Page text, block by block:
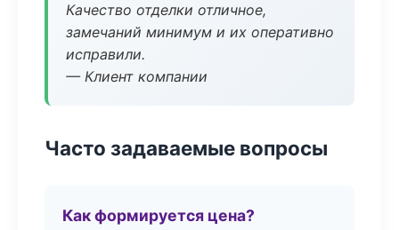
Качество отделки отличное,
замечаний минимум и их оперативно
исправили.
— Клиент компании
Часто задаваемые вопросы
Как формируется цена?